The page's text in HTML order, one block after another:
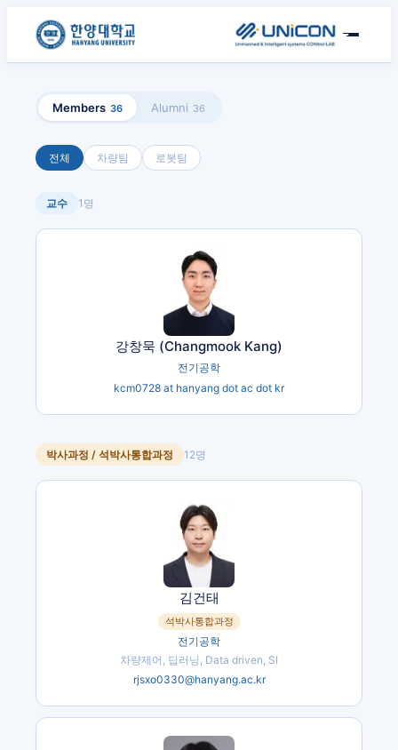
Members 36 Alumni 36
전체 차량팀 로봇팀
교수 1 명
강창묵 (Changmook Kang)
전기공학
kcm0728 at hanyang dot ac dot kr
박사과정 / 석박사통합과정 12명
김건태
석박사통합과정
전기공학
차량제어, 딥러닝, Data driven, SI
rjsxo0330@hanyang.ac.kr